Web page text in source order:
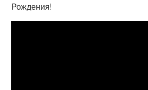
Рождения!